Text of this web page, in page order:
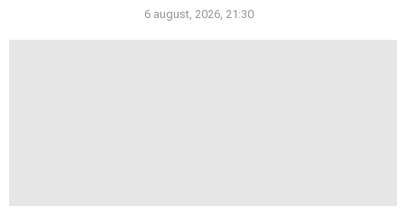
6 august, 2026, 21:30